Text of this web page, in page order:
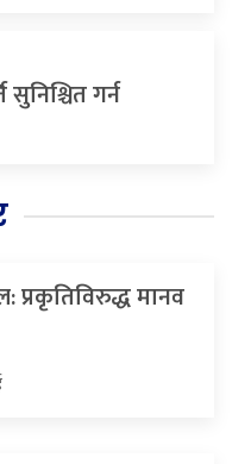
गर्न
प्रकृतिविरुद्ध मानव